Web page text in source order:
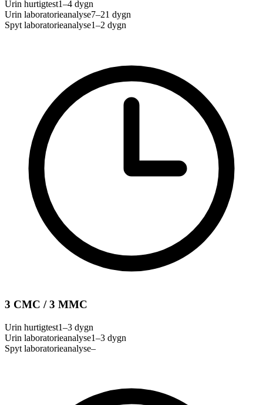
Urin hurtigtest1–4 dygn
Urin laboratorieanalyse7–21 dygn
Spyt laboratorieanalyse1–2 dygn
3 CMC / 3 MMC
Urin hurtigtest1–3 dygn
Urin laboratorieanalyse1–3 dygn
Spyt laboratorieanalyse–